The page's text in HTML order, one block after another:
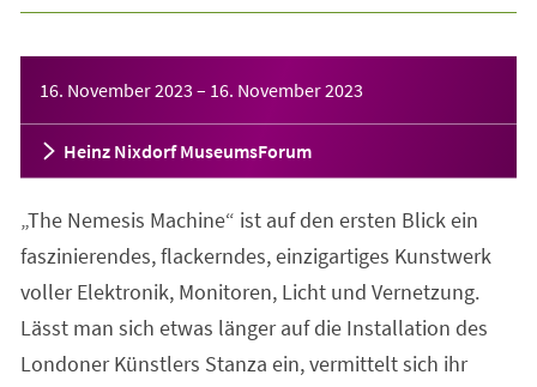
16. November 2023 – 16. November 2023
Heinz Nixdorf MuseumsForum
„The Nemesis Machine“ ist auf den ersten Blick ein
faszinierendes, flackerndes, einzigartiges Kunstwerk
voller Elektronik, Monitoren, Licht und Vernetzung.
Lässt man sich etwas länger auf die Installation des
Londoner Künstlers Stanza ein, vermittelt sich ihr